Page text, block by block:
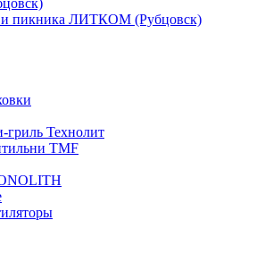
и пикника ЛИТКОМ (Рубцовск)
Технолит
TMF